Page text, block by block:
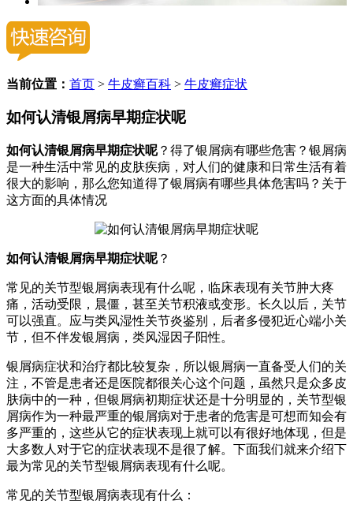
当前位置： 首页 > 牛皮癣百科 > 牛皮癣症状
如何认清银屑病早期症状呢
如何认清银屑病早期症状呢？得了银屑病有哪些危害？银屑病
是一种生活中常见的皮肤疾病，对人们的健康和日常生活有着
很大的影响，那么您知道得了银屑病有哪些具体危害吗？关于
这方面的具体情况
如何认清银屑病早期症状呢？
常见的关节型银屑病表现有什么呢，临床表现有关节肿大疼
痛，活动受限，晨僵，甚至关节积液或变形。长久以后，关节
可以强直。应与类风湿性关节炎鉴别，后者多侵犯近心端小关
节，但不伴发银屑病，类风湿因子阳性。
银屑病症状和治疗都比较复杂，所以银屑病一直备受人们的关
注，不管是患者还是医院都很关心这个问题，虽然只是众多皮
肤病中的一种，但银屑病初期症状还是十分明显的，关节型银
屑病作为一种最严重的银屑病对于患者的危害是可想而知会有
多严重的，这些从它的症状表现上就可以有很好地体现，但是
大多数人对于它的症状表现不是很了解。下面我们就来介绍下
最为常见的关节型银屑病表现有什么呢。
常见的关节型银屑病表现有什么：